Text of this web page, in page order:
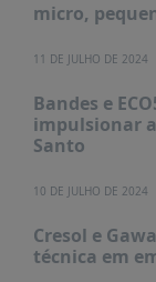
micro,
11 DE JULHO DE 2024
Bandes e
impulsionar
Santo
10 DE JULHO DE 2024
Cresol e
técnica em